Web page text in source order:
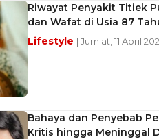
Riwayat Penyakit Titiek
dan Wafat di Usia 87
Lifestyle | Jum'at, 11 April
Bahaya dan Penyebab
Kritis hingga Meninggal